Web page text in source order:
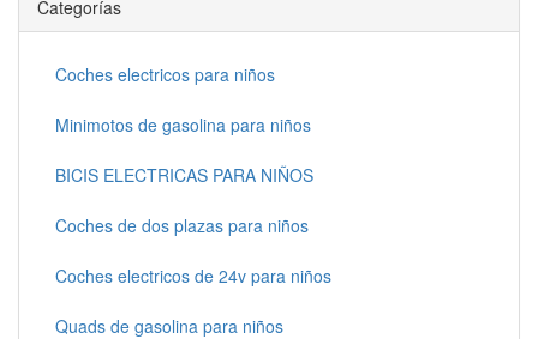
Categorías
Coches electricos para niños
Minimotos de gasolina para niños
BICIS ELECTRICAS PARA NIÑOS
Coches de dos plazas para niños
Coches electricos de 24v para niños
Quads de gasolina para niños